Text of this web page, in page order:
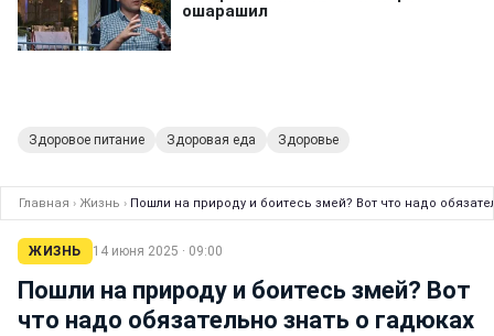
Здоровое питание Здоровая еда Здоровье
Главная › Жизнь › Пошли на природу и боитесь змей? Вот что надо
ЖИЗНЬ 14 июня 2025 · 09:00
Пошли на природу и боитесь змей? Вот
что надо обязательно знать о гадюках